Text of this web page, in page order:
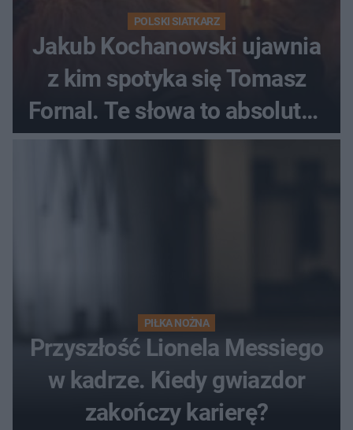
POLSKI SIATKARZ
Jakub Kochanowski ujawnia
z kim spotyka się Tomasz
Fornal. Te słowa to absolutny
hit
PIŁKA NOŻNA
Przyszłość Lionela Messiego
w kadrze. Kiedy gwiazdor
zakończy karierę?